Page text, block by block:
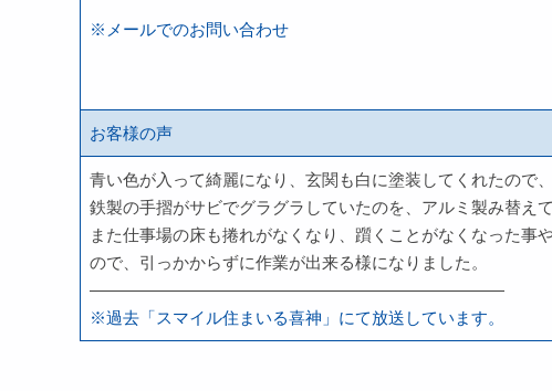
※メールでのお問い合わせ
お客様の声
青い色が入って綺麗になり、玄関も白に塗装してくれたので
鉄製の手摺がサビでグラグラしていたのを、アルミ製み替え
また仕事場の床も捲れがなくなり、躓くことがなくなった事
ので、引っかからずに作業が出来る様になりました。
—————————————————————————
※過去「スマイル住まいる喜神」にて放送しています。